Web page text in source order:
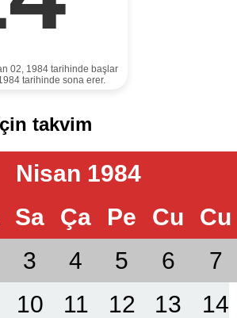
02, 1984 tarihinde başlar
tarihinde sona erer.
takvim
Nisan 1984
Sa Ça Pe Cu Cu
3 4 5 6 7
10 11 12 13 14